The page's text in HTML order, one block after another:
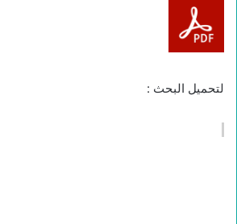
لتحميل البحث :